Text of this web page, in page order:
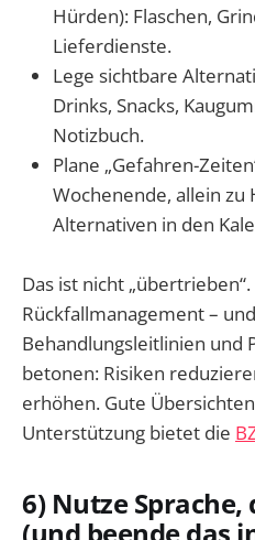
Hürden): Flaschen,
Lieferdienste.
Lege sichtbare
Drinks, Snacks,
Notizbuch.
Plane „Gefahren-
Wochenende, allein zu
Alternativen in den
Das ist nicht „übertrieben“.
Rückfallmanagement –
Behandlungsleitlinien und
betonen: Risiken
erhöhen. Gute
Unterstützung bietet die
6) Nutze